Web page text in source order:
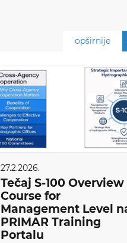
opširnije
27.2.2026.
Tečaj S-100 Overview
Course for
Management Level
PRIMAR Training
Portalu